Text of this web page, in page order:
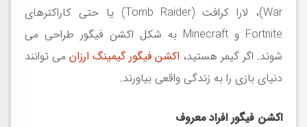
War) ، لارا کرافت (Tomb Raider)
یا حتی کاراکترهای
Fortnite و
به شکل اکشن فیگور طراحی می
شوند. اگر گیمر هستید، اکشن فیگور گیمینگ ارزان می توانند
دنیای بازی را به زندگی واقعی بیاورند.
اکشن فیگور افراد معروف